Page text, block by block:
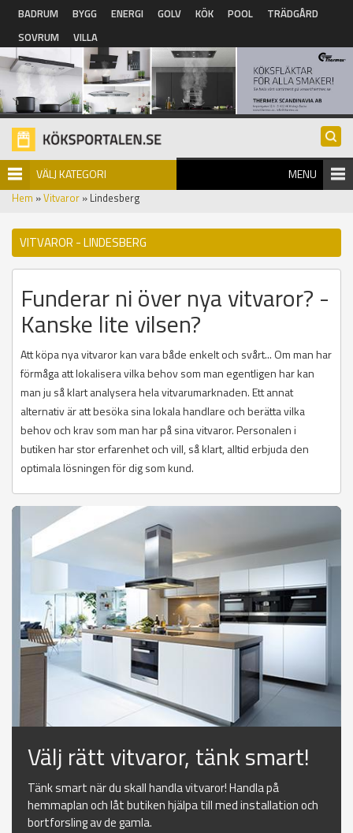
Hoppa till huvudinnehåll
BADRUM BYGG ENERGI GOLV KÖK POOL
TRÄDGÅRD
SOVRUM
VILLA
VÄLJ KATEGORI MENU
Hem »Vitvaror » Lindesberg
VITVAROR - LINDESBERG
Funderar ni över nya vitvaror? -
Kanske lite vilsen?
Att köpa nya vitvaror kan vara både enkelt och svårt... Om man har
förmåga att lokalisera vilka behov som man egentligen har kan
man ju så klart analysera hela vitvarumarknaden. Ett annat
alternativ är att besöka sina lokala handlare och berätta vilka
behov och krav som man har på sina vitvaror. Personalen i
butiken har stor erfarenhet och vill, så klart, alltid erbjuda den
optimala lösningen för dig som kund.
Välj rätt vitvaror, tänk smart!
Tänk smart när du skall handla vitvaror! Handla på
hemmaplan och låt butiken hjälpa till med installation och
bortforsling av de gamla.